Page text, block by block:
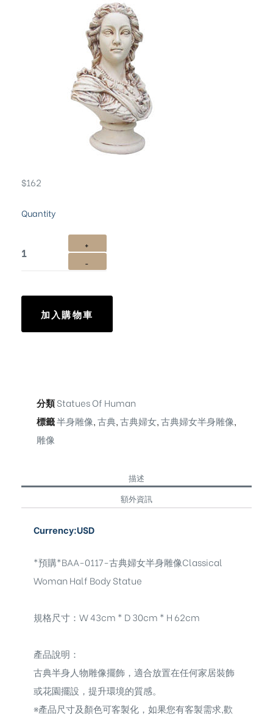
$162
Quantity
加入購物車
分類Statues Of Human
標籤半身雕像,古典,古典婦女,古典婦女半身雕像,
雕像
描述
額外資訊
Currency:USD
*預購*BAA-0117-古典婦女半身雕像Classical
Woman Half Body Statue
規格尺寸：W 43cm * D 30cm * H 62cm
產品說明：
古典半身人物雕像擺飾， 適合放置在任何家居裝飾
或花園擺設，提升環境的質感。
※產品尺寸及顏色可客製化，如果您有客製需求,歡